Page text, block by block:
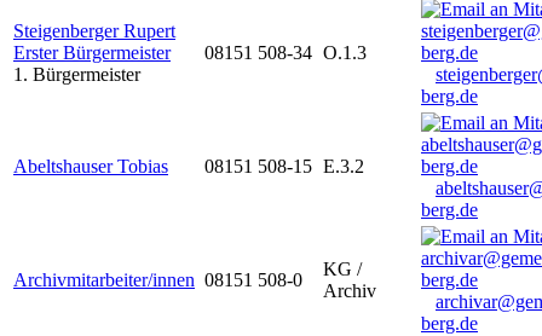
Steigenberger Rupert
Erster Bürgermeister
1. Bürgermeister
08151 508-34 O.1.3
berg.de
Abeltshauser Tobias 08151 508-15 E.3.2
berg.de
Archivmitarbeiter/innen 08151 508-0
KG /
Archiv
berg.de